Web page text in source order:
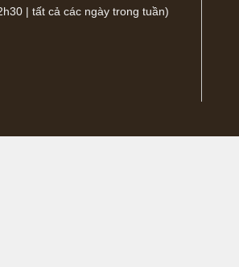
| tất cả các ngày trong tuần)